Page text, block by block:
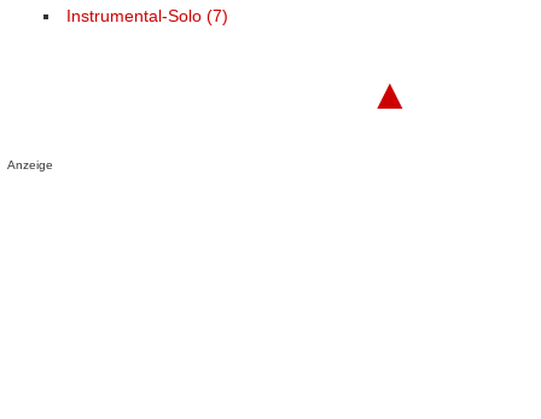
Instrumental-Solo (7)
▲
Anzeige